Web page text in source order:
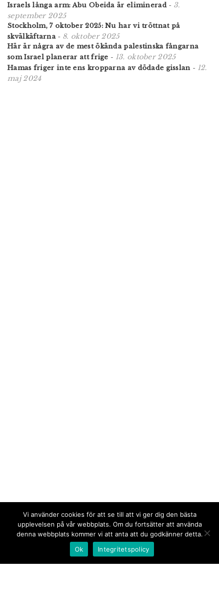
Israels långa arm: Abu Obeida är eliminerad- 3.
september 2025
Stockholm, 7 oktober 2025: Nu har vi tröttnat på
skvälkäftarna- 8. oktober 2025
Här är några av de mest ökända palestinska fångarna
som Israel planerar att frige - 13. oktober 2025
Hamas friger inte ens kropparna av dödade gisslan - 12.
maj 2024
Vi använder cookies för att se till att vi ger dig den bästa
upplevelsen på vår webbplats. Om du fortsätter att använda
denna webbplats kommer vi att anta att du godkänner detta.
Ok
Integritetspolicy